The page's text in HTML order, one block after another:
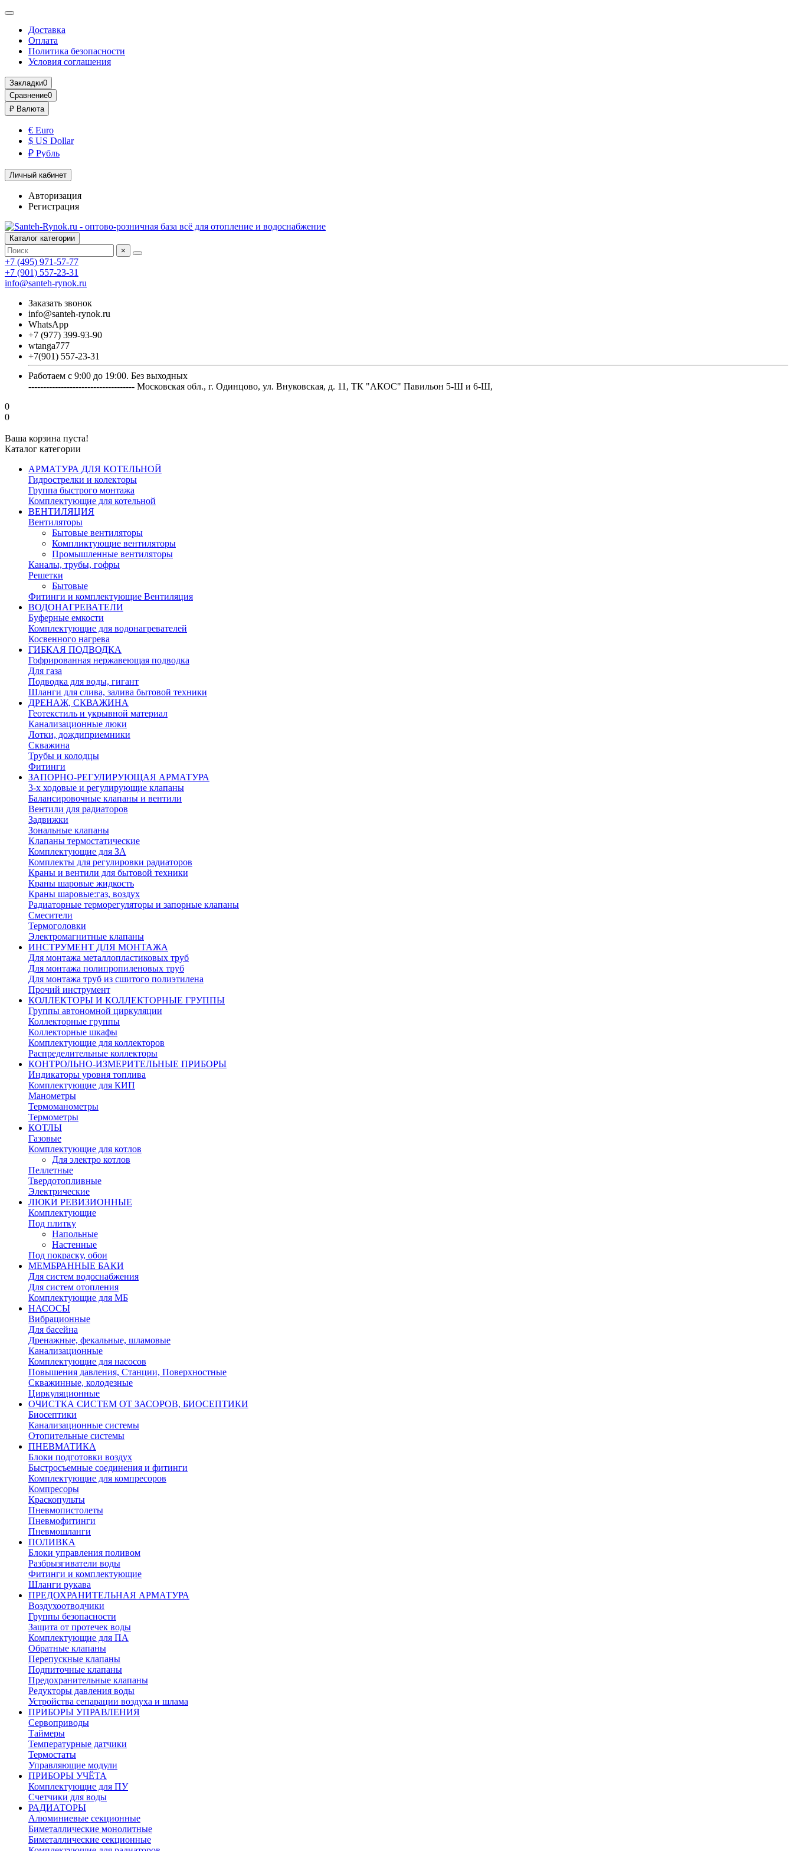
Доставка
Оплата
Политика безопасности
Условия соглашения
Закладки0
Сравнение0
₽ Валюта
€ Euro
$ US Dollar
₽ Рубль
Личный кабинет
Авторизация
Регистрация
Каталог категории
×
+7 (495) 971-57-77
+7 (901) 557-23-31
info@santeh-rynok.ru
Заказать звонок
info@santeh-rynok.ru
WhatsApp
+7 (977) 399-93-90
wtanga777
+7(901) 557-23-31
Работаем с 9:00 до 19:00. Без выходных
------------------------------------ Московская обл., г. Одинцово, ул. Внуковская, д. 11, ТК "АКОС" Павильон 5-Ш и 6-Ш,
0
0
Ваша корзина пуста!
Каталог категории
АРМАТУРА ДЛЯ КОТЕЛЬНОЙ
Гидрострелки и колекторы
Группа быстрого монтажа
Комплектующие для котельной
ВЕНТИЛЯЦИЯ
Вентиляторы
Бытовые вентиляторы
Компликтующие вентиляторы
Промышленные вентиляторы
Каналы, трубы, гофры
Решетки
Бытовые
Фитинги и комплектующие Вентиляция
ВОДОНАГРЕВАТЕЛИ
Буферные емкости
Комплектующие для водонагревателей
Косвенного нагрева
ГИБКАЯ ПОДВОДКА
Гофрированная нержавеющая подводка
Для газа
Подводка для воды, гигант
Шланги для слива, залива бытовой техники
ДРЕНАЖ, СКВАЖИНА
Геотекстиль и укрывной материал
Канализационные люки
Лотки, дождиприемники
Скважина
Трубы и колодцы
Фитинги
ЗАПОРНО-РЕГУЛИРУЮЩАЯ АРМАТУРА
3-х ходовые и регулирующие клапаны
Балансировочные клапаны и вентили
Вентили для радиаторов
Задвижки
Зональные клапаны
Клапаны термостатические
Комплектующие для ЗА
Комплекты для регулировки радиаторов
Краны и вентили для бытовой техники
Краны шаровые жидкость
Краны шаровые:газ, воздух
Радиаторные терморегуляторы и запорные клапаны
Смесители
Термоголовки
Электромагнитные клапаны
ИНСТРУМЕНТ ДЛЯ МОНТАЖА
Для монтажа металлопластиковых труб
Для монтажа полипропиленовых труб
Для монтажа труб из сшитого полиэтилена
Прочий инструмент
КОЛЛЕКТОРЫ И КОЛЛЕКТОРНЫЕ ГРУППЫ
Группы автономной циркуляции
Коллекторные группы
Коллекторные шкафы
Комплектующие для коллекторов
Распределительные коллекторы
КОНТРОЛЬНО-ИЗМЕРИТЕЛЬНЫЕ ПРИБОРЫ
Индикаторы уровня топлива
Комплектующие для КИП
Манометры
Термоманометры
Термометры
КОТЛЫ
Газовые
Комплектующие для котлов
Для электро котлов
Пеллетные
Твердотопливные
Электрические
ЛЮКИ РЕВИЗИОННЫЕ
Комплектующие
Под плитку
Напольные
Настенные
Под покраску, обои
МЕМБРАННЫЕ БАКИ
Для систем водоснабжения
Для систем отопления
Комплектующие для МБ
НАСОСЫ
Вибрационные
Для басейна
Дренажные, фекальные, шламовые
Канализационные
Комплектующие для насосов
Повышения давления, Станции, Поверхностные
Скважинные, колодезные
Циркуляционные
ОЧИСТКА СИСТЕМ ОТ ЗАСОРОВ, БИОСЕПТИКИ
Биосептики
Канализационные системы
Отопительные системы
ПНЕВМАТИКА
Блоки подготовки воздух
Быстросъемные соединения и фитинги
Комплектующие для компресоров
Компресоры
Краскопульты
Пневмопистолеты
Пневмофитинги
Пневмошланги
ПОЛИВКА
Блоки управления поливом
Разбрызгиватели воды
Фитинги и комплектующие
Шланги рукава
ПРЕДОХРАНИТЕЛЬНАЯ АРМАТУРА
Воздухоотводчики
Группы безопасности
Защита от протечек воды
Комплектующие для ПА
Обратные клапаны
Перепускные клапаны
Подпиточные клапаны
Предохранительные клапаны
Редукторы давления воды
Устройства сепарации воздуха и шлама
ПРИБОРЫ УПРАВЛЕНИЯ
Сервоприводы
Таймеры
Температурные датчики
Термостаты
Управляющие модули
ПРИБОРЫ УЧЁТА
Комплектующие для ПУ
Счетчики для воды
РАДИАТОРЫ
Алюминиевые секционные
Биметаллические монолитные
Биметаллические секционные